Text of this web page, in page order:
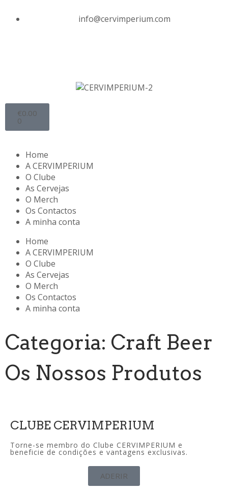
info@cervimperium.com
€0.00
0
Home
A CERVIMPERIUM
O Clube
As Cervejas
O Merch
Os Contactos
A minha conta
Home
A CERVIMPERIUM
O Clube
As Cervejas
O Merch
Os Contactos
A minha conta
Categoria: Craft Beer
Os Nossos Produtos
CLUBE CERVIMPERIUM
Torne-se membro do Clube CERVIMPERIUM e
beneficie de condições e vantagens exclusivas.
ADERIR